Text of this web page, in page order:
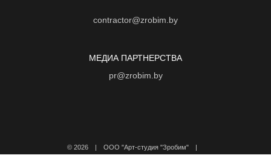
contractor@zrobim.by
МЕДИА ПАРТНЕРСТВА
pr@zrobim.by
© 2026 | ООО "Арт-студия "Зробим" |